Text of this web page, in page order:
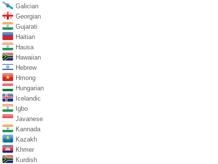
Galician
Georgian
Gujarati
Haitian
Hausa
Hawaiian
Hebrew
Hmong
Hungarian
Icelandic
Igbo
Javanese
Kannada
Kazakh
Khmer
Kurdish